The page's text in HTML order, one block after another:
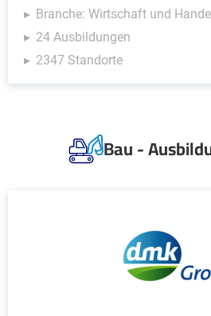
Branche: Wirtschaft und
24 Ausbildungen
2347 Standorte
Bau -